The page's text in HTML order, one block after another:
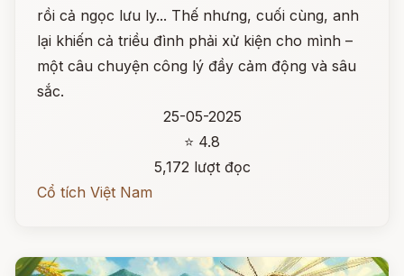
rồi cả ngọc lưu ly... Thế nhưng, cuối cùng, anh
lại khiến cả triều đình phải xử kiện cho mình –
một câu chuyện công lý đầy cảm động và sâu
sắc.
25-05-2025
⭐ 4.8
5,172 lượt đọc
Cổ tích Việt Nam